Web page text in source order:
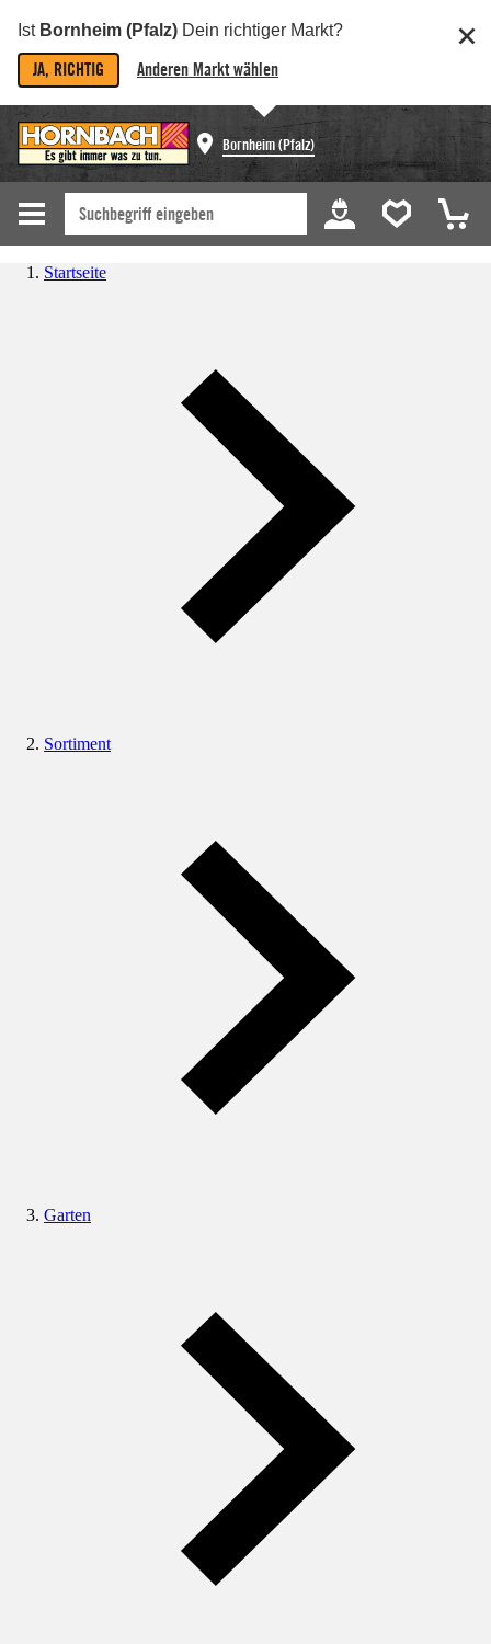
Ist Bornheim (Pfalz) Dein richtiger Markt?
JA, RICHTIG Anderen Markt wählen
Bornheim (Pfalz)
Startseite
Sortiment
Garten